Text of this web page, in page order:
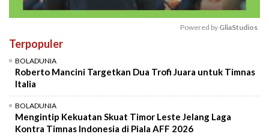
Powered by GliaStudios
Terpopuler
BOLADUNIA
Roberto Mancini Targetkan Dua Trofi Juara untuk Timnas
Italia
BOLADUNIA
Mengintip Kekuatan Skuat Timor Leste Jelang Laga
Kontra Timnas Indonesia di Piala AFF 2026